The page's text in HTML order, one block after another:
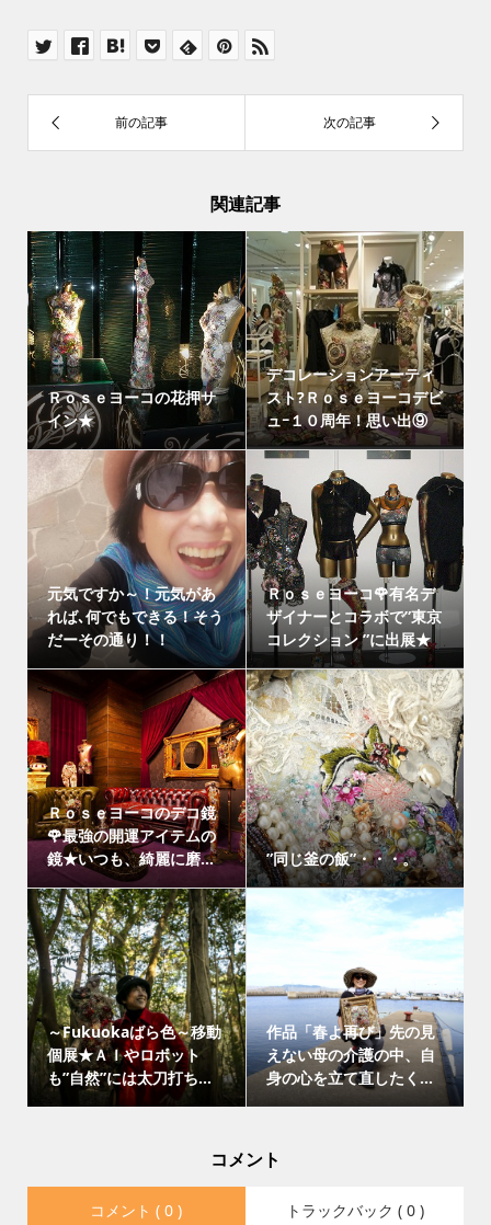
関連記事
Ｒｏｓｅヨーコの花押サ
イン★
デコレーションアーティ
スト?Ｒｏｓｅヨーコデビ
ュｰ１０周年！思い出⑨
元気ですか～！元気があ
れば､何でもできる！そう
だーその通り！！
Ｒｏｓｅヨーコ🌹有名デ
ザイナーとコラボで”東京
コレクション ”に出展★
Ｒｏｓｅヨーコのデコ鏡
🌹最強の開運アイテムの
鏡★いつも、綺麗に磨...
”同じ釜の飯”・・・。
～Fukuokaばら色～移動
個展★ＡＩやロボット
も”自然”には太刀打ち...
作品「春よ再び」先の見
えない母の介護の中、自
身の心を立て直したく...
コメント
コメント ( 0 ) トラックバック ( 0 )